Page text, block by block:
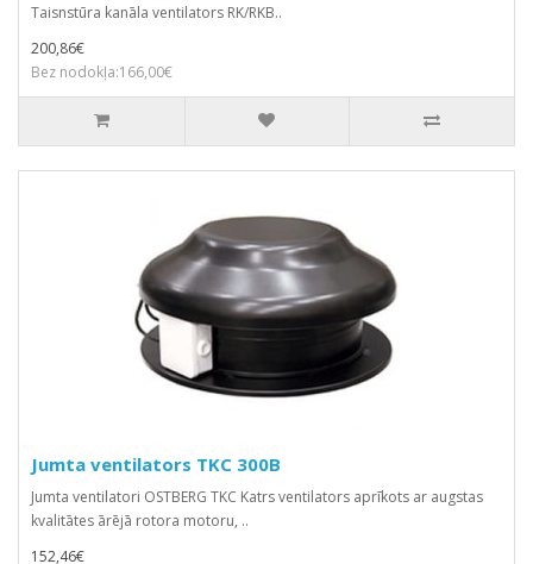
Taisnstūra kanāla ventilators RK/RKB..
200,86€
Bez nodokļa:166,00€
Jumta ventilators TKC 300B
Jumta ventilatori OSTBERG TKC Katrs ventilators aprīkots ar augstas
kvalitātes ārējā rotora motoru, ..
152,46€